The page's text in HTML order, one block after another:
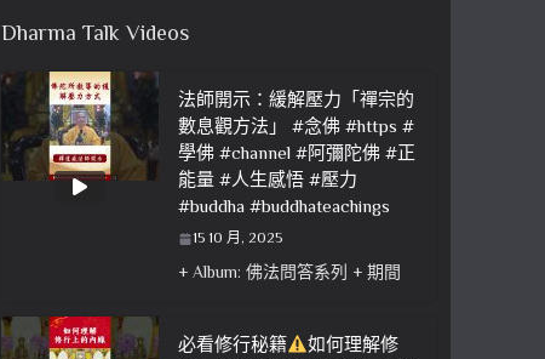
Dharma Talk Videos
法師開示：緩解壓力「禪宗的
數息觀方法」 #念佛 #https #
學佛 #channel #阿彌陀佛 #正
能量 #人生感悟 #壓力
#buddha #buddhateachings
15 10 月, 2025
+ Album: 佛法問答系列 + 期間
必看修行秘籍
如何理解修